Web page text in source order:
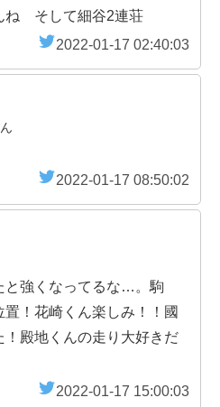
ね そして細谷2連荘
2022-01-17 02:40:03
2022-01-17 08:50:02
と強くなってるな…。駒
！花崎くん楽しみ！！國
殿地くんの走り大好きだ
2022-01-17 15:00:03